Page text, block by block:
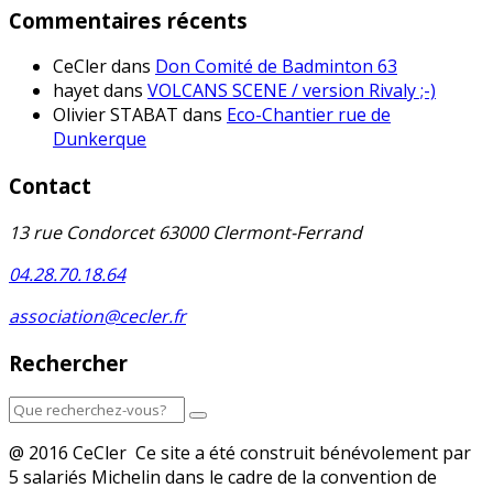
Commentaires récents
CeClerdans Don Comité de Badminton 63
hayetdans VOLCANS SCENE / version Rivaly ;-)
Olivier STABAT dans Eco-Chantier rue de
Dunkerque
Contact
13 rue Condorcet 63000 Clermont-Ferrand
04.28.70.18.64
association@cecler.fr
Rechercher
@ 2016 CeCler Ce site a été construit bénévolement par
5 salariés Michelin dans le cadre de la convention de